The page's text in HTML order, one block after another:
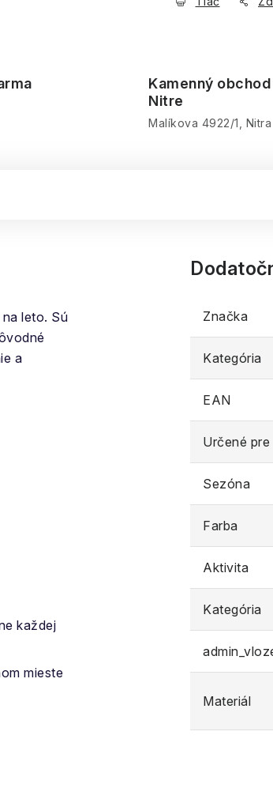
Kamenný
Nitre
Malíkova 4922/1, Nitra
leto. Sú
a
každej
mieste
Značka
Kategória
EAN
Určené pre
Sezóna
Farba
Aktivita
Kategória
Materiál